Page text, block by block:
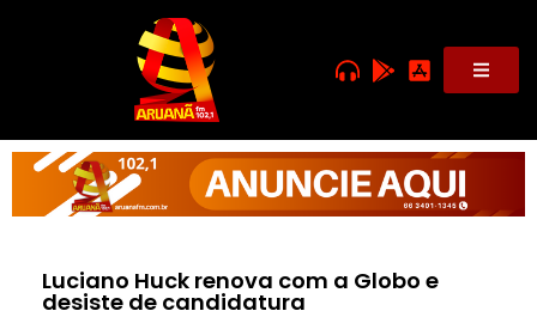
Luciano Huck renova com a Globo e
desiste de candidatura